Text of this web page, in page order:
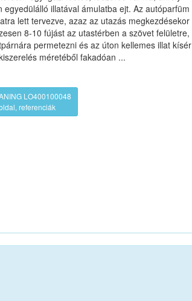
egyedülálló illatával ámulatba ejt. Az autóparfüm
lett tervezve, azaz az utazás megkezdésekor
8-10 fújást az utastérben a szövet felületre,
permetezni és az úton kellemes illat kísér
méretéből fakadóan ...
LO400100048
referenciák